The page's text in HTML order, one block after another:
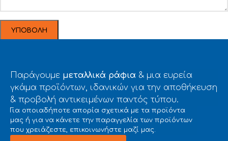
Παράγουμε μεταλλικά ράφια & μια ευρεία
γκάμα προϊόντων, ιδανικών για την αποθήκευση
& προβολή αντικειμένων παντός τύπου.
Για οποιαδήποτε απορία σχετικά με τα προϊόντα
μας ή για να κάνετε την παραγγελία των προϊόντων
που χρειάζεστε, επικοινωνήστε μαζί μας.